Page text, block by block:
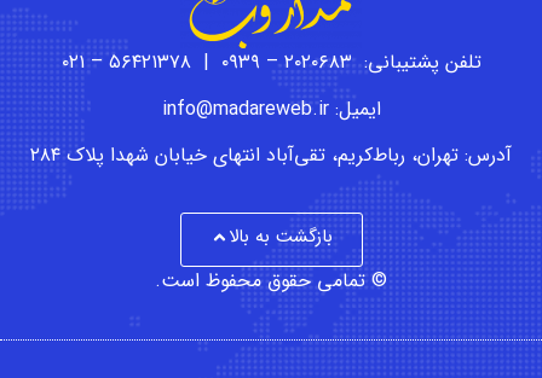
تلفن پشتیبانی: ۲۰۲۰۶۸۳ – ۰۹۳۹ | ۵۶۴۲۱۳۷۸ – ۰۲۱
ایمیل: info@madareweb.ir
آدرس: تهران، رباط‌کریم، تقی‌آباد انتهای خیابان شهدا پلاک ۲۸۴
بازگشت به بالا
© تمامی حقوق محفوظ است.